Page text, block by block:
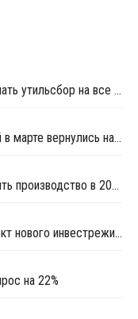
Госдума предложила ежегодно повышать утильсбор на все автомобили
Продажи новых легковых автомобилей в марте вернулись на докризисный уровень
Завод Mazda Sollers планирует увеличить производство в 2018 году почти на 30%
Минпромторг России представил проект нового инвестрежима для автопрома
на 22%